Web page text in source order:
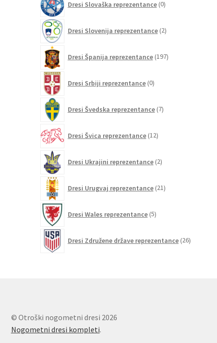
Dresi Slovaška reprezentance 0izdelkov
Dresi Slovenija reprezentance 2izdelka
Dresi Španija reprezentance 197izdelkov
Dresi Srbiji reprezentance 0izdelkov
Dresi Švedska reprezentance 7izdelkov
Dresi Švica reprezentance 12izdelkov
Dresi Ukrajini reprezentance 2izdelka
Dresi Urugvaj reprezentance 21izdelkov
Dresi Wales reprezentance 5izdelkov
Dresi Združene države reprezentance 26izdelkov
© Otroški nogometni dresi 2026
Nogometni dresi kompleti.